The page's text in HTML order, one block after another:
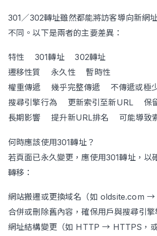
301／302轉址雖然都能將訪客導向新網
不同。以下是兩者的主要差異：
特性 301轉址 302轉址
遷移性質 永久性 暫時性
權重傳遞 幾乎完整傳遞 不傳遞或極
搜尋引擎行為 更新索引至新URL 保留
長期影響 提升新URL排名 可能導致
何時應該使用301轉址？
若頁面已永久變更，應使用301轉址，以
轉移：
網站搬遷或更換域名（如 oldsite.com →
合併或刪除舊內容，確保用戶與搜尋引
網址結構變更（如 HTTP → HTTPS，